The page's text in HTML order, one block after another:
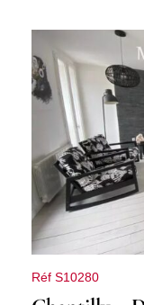
Réf S10280